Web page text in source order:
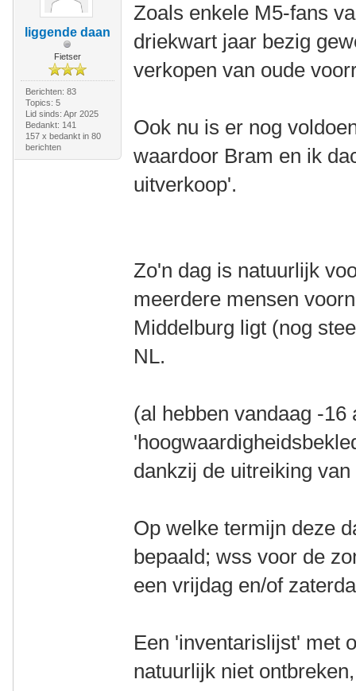
liggende daan
Fietser
Berichten: 83
Topics: 5
Lid sinds: Apr 2025
Bedankt: 141
157 x bedankt in 80
berichten
Zoals enkele M5-fans
driekwart jaar bezig
verkopen van oude
Ook nu is er nog
waardoor Bram en ik
uitverkoop'.
Zo'n dag is natuurlijk
meerdere mensen
Middelburg ligt (nog
NL.
(al hebben vandaag -
dankzij de uitreiking
Op welke termijn deze
bepaald; wss voor de
een vrijdag en/of
Een 'inventarislijst' met
natuurlijk niet